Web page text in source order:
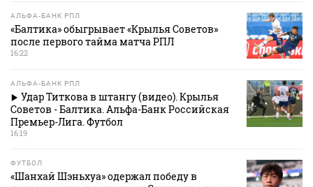
АЛЬФА-БАНК РПЛ
«Балтика» обыгрывает «Крылья Советов»
после первого тайма матча РПЛ
16:22
АЛЬФА-БАНК РПЛ
Удар Титкова в штангу (видео). Крылья
Советов - Балтика. Альфа-Банк Российская
Премьер-Лига. Футбол
16:19
ФУТБОЛ
«Шанхай Шэньхуа» одержал победу в